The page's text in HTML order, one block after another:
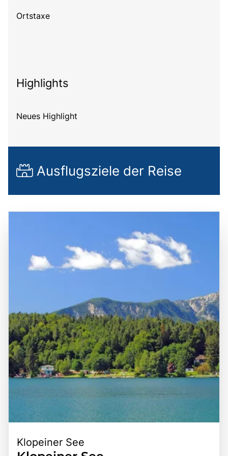
Ortstaxe
Highlights
Neues Highlight
Ausflugsziele der Reise
Klopeiner See